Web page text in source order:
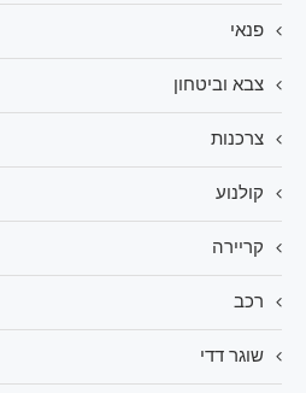
פנאי
צבא וביטחון
צרכנות
קולנוע
קריירה
רכב
שוגר דדי